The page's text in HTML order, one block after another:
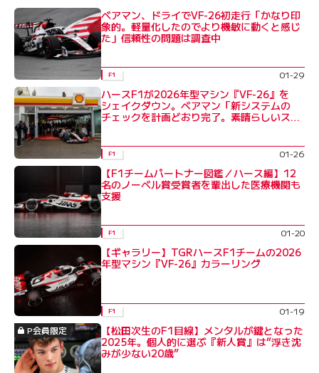
ベアマン、ドライでVF-26初走行「かなり印
象的。軽量化したのでより機敏に動くと感じ
た」信頼性の問題は調査中
F1 01-29
ハースF1が2026年型マシン『VF-26』を
シェイクダウン。ベアマン「新システムの
チェックを計画どおり完了。素晴らしいス
F1 01-26
【F1チームパートナー図鑑／ハース編】12
名のノーベル賞受賞者を輩出した医療機関も
支援
F1 01-20
【ギャラリー】TGRハースF1チームの2026
年型マシン『VF-26』カラーリング
F1
01-19
P会員限定
【松田次生のF1目線】メンタルが鍵となった
2025年。個人的に選ぶ『新人賞』は“浮き沈
みが少ない20歳”